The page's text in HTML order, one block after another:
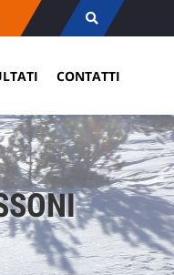
CONTATTI